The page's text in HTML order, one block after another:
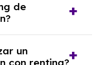
plazo en el que
fija por el uso del
determinado,
de
un
con renting?